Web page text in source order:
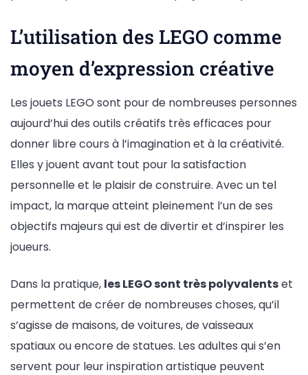
L’utilisation des LEGO comme
moyen d’expression créative
Les jouets LEGO sont pour de nombreuses personnes
aujourd’hui des outils créatifs très efficaces pour
donner libre cours à l’imagination et à la créativité.
Elles y jouent avant tout pour la satisfaction
personnelle et le plaisir de construire. Avec un tel
impact, la marque atteint pleinement l’un de ses
objectifs majeurs qui est de divertir et d’inspirer les
joueurs.
Dans la pratique, les LEGO sont très polyvalentset
permettent de créer de nombreuses choses, qu’il
s’agisse de maisons, de voitures, de vaisseaux
spatiaux ou encore de statues. Les adultes qui s’en
servent pour leur inspiration artistique peuvent